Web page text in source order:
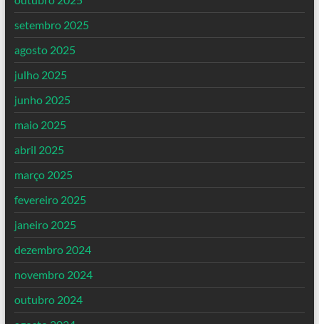
setembro 2025
agosto 2025
julho 2025
junho 2025
maio 2025
abril 2025
março 2025
fevereiro 2025
janeiro 2025
dezembro 2024
novembro 2024
outubro 2024